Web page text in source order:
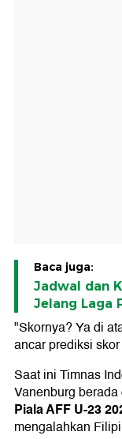
Baca juga:
Jadwal dan
Jelang Laga
"Skornya? Ya di
ancar prediksi
Saat ini Timnas
Vanenburg
Piala AFF U-23
mengalahkan